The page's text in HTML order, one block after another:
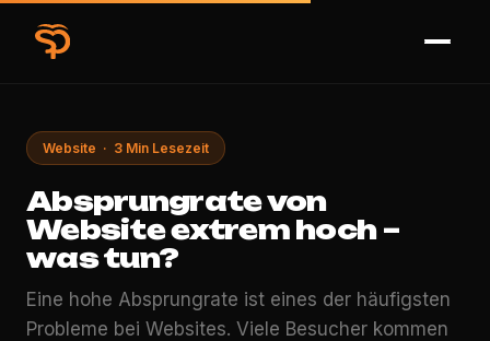
Website · 3 Min Lesezeit
Absprungrate von
Website extrem hoch –
was tun?
Eine hohe Absprungrate ist eines der häufigsten
Probleme bei Websites. Viele Besucher kommen